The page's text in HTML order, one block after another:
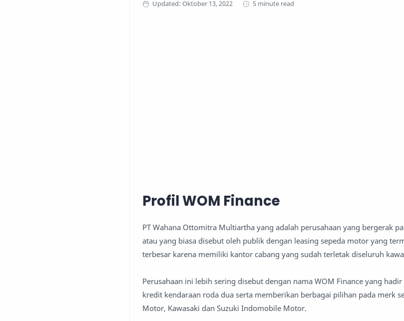
5 minute read
Profil WOM Finance
PT Wahana Ottomitra Multiartha yang adalah perusahaan yang bergerak
atau yang biasa disebut oleh publik dengan leasing sepeda motor yang
terbesar karena memiliki kantor cabang yang sudah terletak diseluruh
Perusahaan ini lebih sering disebut dengan nama WOM Finance yang
kredit kendaraan roda dua serta memberikan berbagai pilihan pada merk
Motor, Kawasaki dan Suzuki Indomobile Motor.